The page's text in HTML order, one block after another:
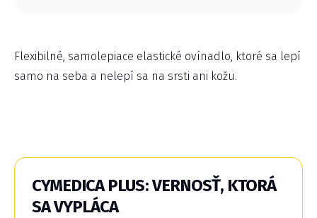
Flexibilné, samolepiace elastické ovínadlo, ktoré sa lepí
samo na seba a nelepí sa na srsti ani kožu.
CYMEDICA PLUS: VERNOSŤ, KTORÁ
SA VYPLÁCA